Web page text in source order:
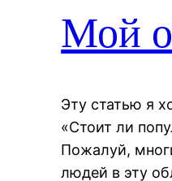
Мой
Эту статью я
«Стоит ли
Пожалуй,
людей в эту